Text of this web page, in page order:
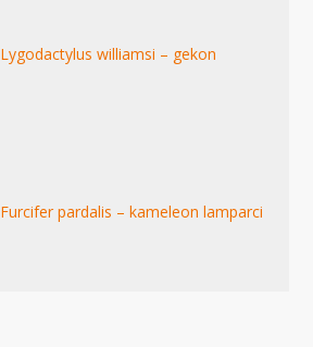
Lygodactylus williamsi – gekon
Furcifer pardalis – kameleon lamparci